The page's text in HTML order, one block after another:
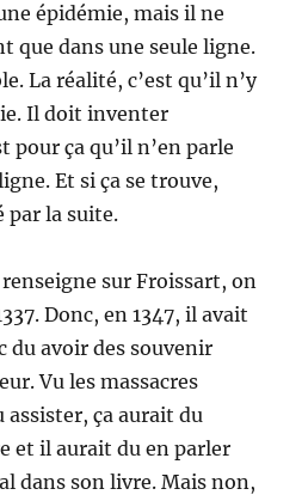
épidémie, mais il ne
que dans une seule ligne.
La réalité, c’est qu’il n’y
Il doit inventer
pour ça qu’il n’en parle
Et si ça se trouve,
par la suite.
sur Froissart, on
Donc, en 1347, il avait
du avoir des souvenir
Vu les massacres
ça aurait du
et il aurait du en parler
dans son livre. Mais non,